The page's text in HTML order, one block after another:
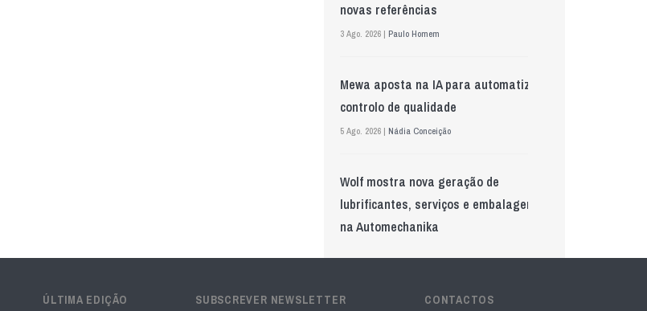
novas referências
3 Ago. 2026 | Paulo Homem
Mewa aposta na IA para automatizar
controlo de qualidade
5 Ago. 2026 | Nádia Conceição
Wolf mostra nova geração de
lubrificantes, serviços e embalagens
na Automechanika
GS Pro Tyres assume representação
ÚLTIMA EDIÇÃO SUBSCREVER NEWSLETTER CONTACTOS